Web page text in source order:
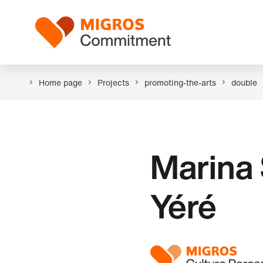
navigationLogo
Home page Projects promoting-the-arts double
Yéré